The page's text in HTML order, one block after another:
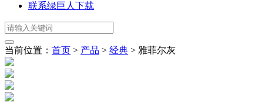
联系绿巨人下载
当前位置： 首页 > 产品 > 经典 > 雅菲尔灰